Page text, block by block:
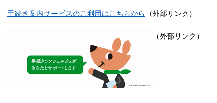
手続き案内サービスのご利用はこちらから （外部リンク）
（外部リンク）